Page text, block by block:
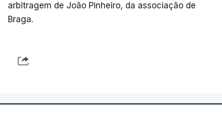
arbitragem de João Pinheiro, da associação de
Braga.